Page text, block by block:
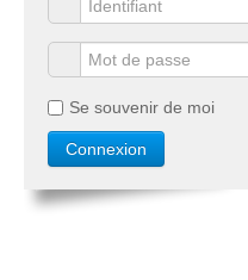
Se souvenir de moi